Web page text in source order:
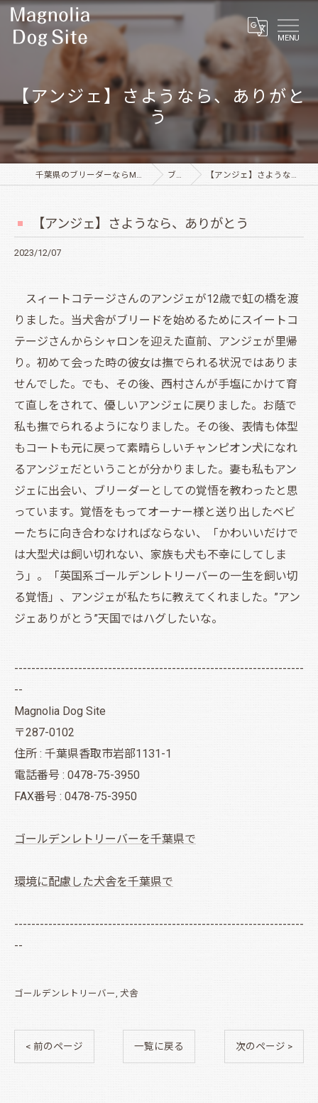
MENU
【アンジェ】さようなら、ありがと
う
千葉県のブリーダーならMagnolia Dog Site ブログ 【アンジェ】さようなら、ありがとう
【アンジェ】さようなら、ありがとう
2023/12/07
スィートコテージさんのアンジェが12歳で虹の橋を渡
りました。当犬舎がブリードを始めるためにスイートコ
テージさんからシャロンを迎えた直前、アンジェが里帰
り。初めて会った時の彼女は撫でられる状況ではありま
せんでした。でも、その後、西村さんが手塩にかけて育
て直しをされて、優しいアンジェに戻りました。お蔭で
私も撫でられるようになりました。その後、表情も体型
もコートも元に戻って素晴らしいチャンピオン犬になれ
るアンジェだということが分かりました。妻も私もアン
ジェに出会い、ブリーダーとしての覚悟を教わったと思
っています。覚悟をもってオーナー様と送り出したベビ
ーたちに向き合わなければならない、「かわいいだけで
は大型犬は飼い切れない、家族も犬も不幸にしてしま
う」。「英国系ゴールデンレトリーバーの一生を飼い切
る覚悟」、アンジェが私たちに教えてくれました。”アン
ジェありがとう”天国ではハグしたいな。
--------------------------------------------------------------------
--
Magnolia Dog Site
〒287-0102
住所 : 千葉県香取市岩部1131-1
電話番号 : 0478-75-3950
FAX番号 : 0478-75-3950
ゴールデンレトリーバーを千葉県で
環境に配慮した犬舎を千葉県で
--------------------------------------------------------------------
--
ゴールデンレトリーバー 犬舎
< 前のページ 一覧に戻る 次のページ >